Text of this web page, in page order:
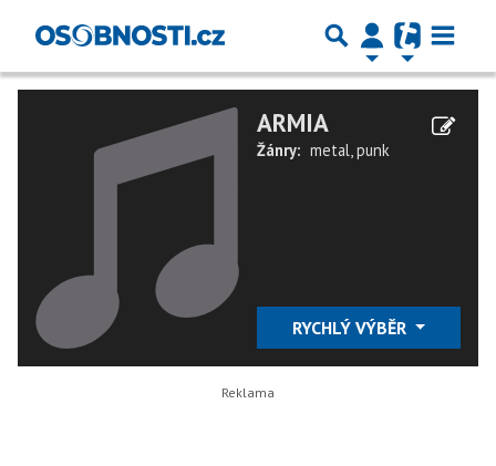
ARMIA
Žánry: metal,punk
RYCHLÝ VÝBĚR